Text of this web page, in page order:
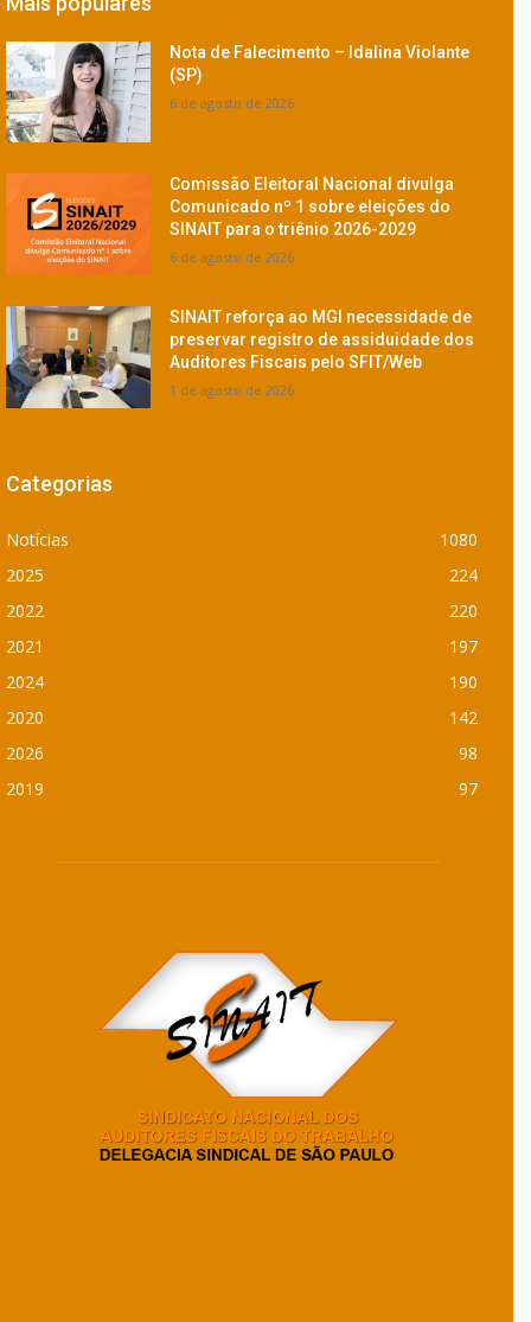
Nota de Falecimento – Idalina Violante
(SP)
6 de agosto de 2026
Comissão Eleitoral Nacional divulga
Comunicado nº 1 sobre eleições do
SINAIT para o triênio 2026-2029
6 de agosto de 2026
SINAIT reforça ao MGI necessidade de
preservar registro de assiduidade dos
Auditores Fiscais pelo SFIT/Web
1 de agosto de 2026
Categorias
Notícias
1080
2025
224
2022
220
2021
197
2024
190
2020
142
2026
98
2019
97